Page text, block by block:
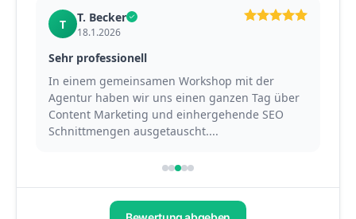
T T. Becker
18.1.2026
Sehr professionell
In einem gemeinsamen Workshop mit der
Agentur haben wir uns einen ganzen Tag über
Content Marketing und einhergehende SEO
Schnittmengen ausgetauscht....